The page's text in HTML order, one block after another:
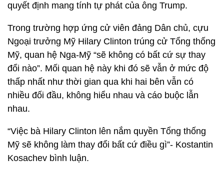
quyết định mang tính tự phát của ông Trump.
Trong trường hợp ứng cử viên đảng Dân chủ, cựu
Ngoại trưởng Mỹ Hilary Clinton trúng cử Tổng thống
Mỹ, quan hệ Nga-Mỹ “sẽ không có bất cứ sự thay
đổi nào”. Mối quan hệ này khi đó sẽ vẫn ở mức độ
thấp nhất như thời gian qua khi hai bên vẫn có
nhiều đối đầu, không hiểu nhau và cáo buộc lẫn
nhau.
“Việc bà Hilary Clinton lên nắm quyền Tổng thống
Mỹ sẽ không làm thay đổi bất cứ điều gì”- Kostantin
Kosachev bình luận.